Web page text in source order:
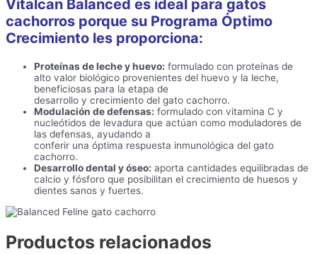
Vitalcan Balanced es ideal para gatos
cachorros porque su Programa Óptimo
Crecimiento les proporciona:
Proteínas de leche y huevo: formulado con proteínas de
alto valor biológico provenientes del huevo y la leche,
beneficiosas para la etapa de
desarrollo y crecimiento del gato cachorro.
Modulación de defensas: formulado con vitamina C y
nucleótidos de levadura que actúan como moduladores de
las defensas, ayudando a
conferir una óptima respuesta inmunológica del gato
cachorro.
Desarrollo dental y óseo: aporta cantidades equilibradas de
calcio y fósforo que posibilitan el crecimiento de huesos y
dientes sanos y fuertes.
Productos relacionados